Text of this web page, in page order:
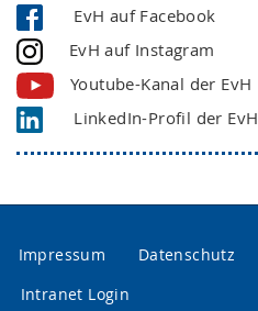
EvH auf Facebook
EvH auf Instagram
Youtube-Kanal der EvH
LinkedIn-Profil der EvH
Impressum Datenschutz
Intranet Login